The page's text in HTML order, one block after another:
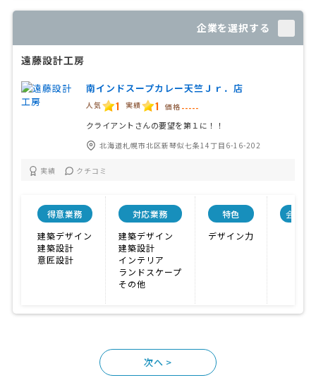
企業を選択する
遠藤設計工房
南インドスープカレー天竺Ｊｒ．店
人気 1 実績 1 価格 -----
クライアントさんの要望を第１に！！
北海道札幌市北区新琴似七条14丁目6-16-202
実績 クチコミ
得意業務
建築デザイン
建築設計
意匠設計
対応業務
建築デザイン
建築設計
インテリア
ランドスケープ
その他
特色
デザイン力
会社規
>